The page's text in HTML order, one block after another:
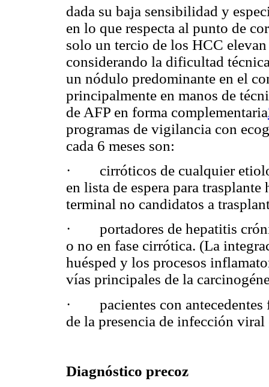
dada su baja sensibilidad y
en lo que respecta al punto de
solo un tercio de los HCC
considerando la dificultad
un nódulo predominante en el
principalmente en manos de
de AFP en forma complementaria
programas de vigilancia con
cada 6 meses son:
· cirróticos de cualquier
en lista de espera para
terminal no candidatos a
· portadores de hepatitis
o no en fase cirrótica. (La
huésped y los procesos
vías principales de la
· pacientes con antecedentes
de la presencia de infección
Diagnóstico precoz